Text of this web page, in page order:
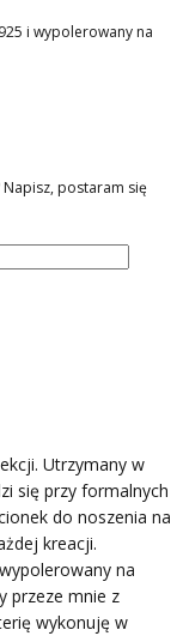
i wypolerowany na
Napisz, postaram się
Utrzymany w
się przy formalnych
do noszenia na
kreacji.
na
przeze mnie z
wykonuję w